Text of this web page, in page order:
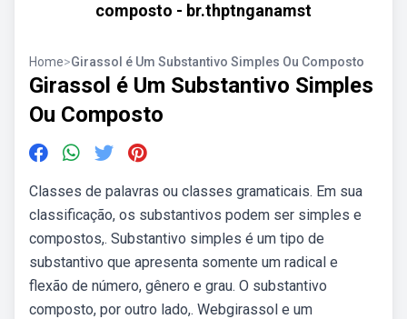
composto - br.thptnganamst
Home>Girassol é Um Substantivo Simples Ou Composto
Girassol é Um Substantivo Simples
Ou Composto
Classes de palavras ou classes gramaticais. Em sua
classificação, os substantivos podem ser simples e
compostos,. Substantivo simples é um tipo de
substantivo que apresenta somente um radical e
flexão de número, gênero e grau. O substantivo
composto, por outro lado,. Webgirassol e um